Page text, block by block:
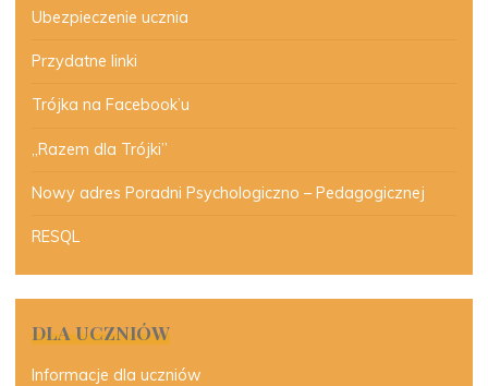
Ubezpieczenie ucznia
Przydatne linki
Trójka na Facebook’u
„Razem dla Trójki”
Nowy adres Poradni Psychologiczno – Pedagogicznej
RESQL
DLA UCZNIÓW
Informacje dla uczniów